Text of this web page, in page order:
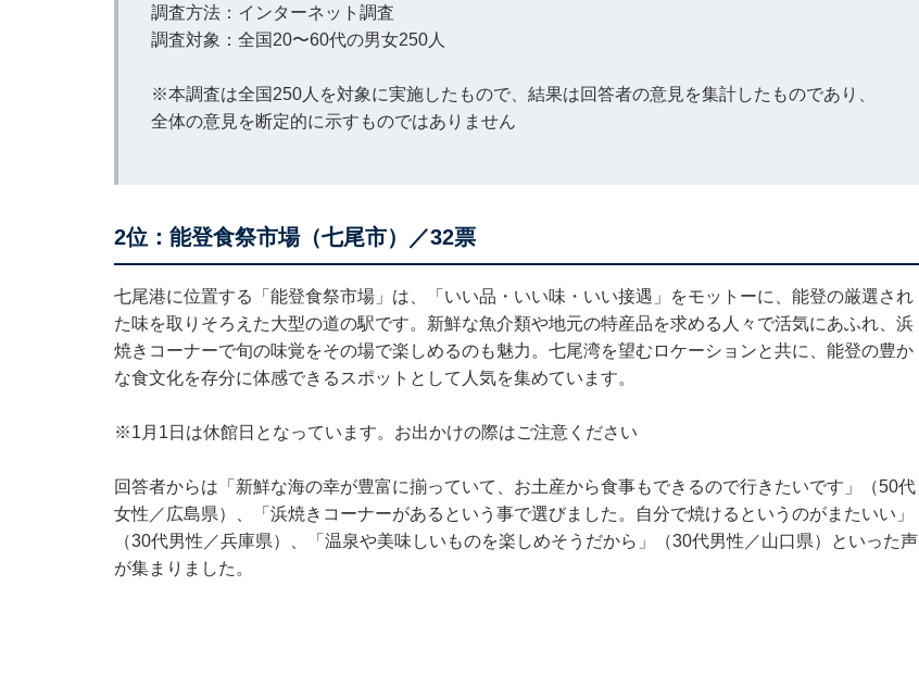
調査方法：インターネット調査
調査対象：全国20〜60代の男女250人
※本調査は全国250人を対象に実施したもので、結果は回答者の意見を集計したものであり、
全体の意見を断定的に示すものではありません
2位：能登食祭市場（七尾市）／32票
七尾港に位置する「能登食祭市場」は、「いい品・いい味・いい接遇」をモットーに、能登の厳選され
た味を取りそろえた大型の道の駅です。新鮮な魚介類や地元の特産品を求める人々で活気にあふれ、浜
焼きコーナーで旬の味覚をその場で楽しめるのも魅力。七尾湾を望むロケーションと共に、能登の豊か
な食文化を存分に体感できるスポットとして人気を集めています。
※1月1日は休館日となっています。お出かけの際はご注意ください
回答者からは「新鮮な海の幸が豊富に揃っていて、お土産から食事もできるので行きたいです」（50代
女性／広島県）、「浜焼きコーナーがあるという事で選びました。自分で焼けるというのがまたいい」
（30代男性／兵庫県）、「温泉や美味しいものを楽しめそうだから」（30代男性／山口県）といった声
が集まりました。